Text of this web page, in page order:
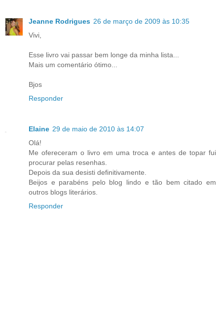
Jeanne Rodrigues 26 de março de 2009 às 10:35
Vivi,
Esse livro vai passar bem longe da minha lista...
Mais um comentário ótimo...
Bjos
Responder
Elaine 29 de maio de 2010 às 14:07
Olá!
Me ofereceram o livro em uma troca e antes de topar fui
procurar pelas resenhas.
Depois da sua desisti definitivamente.
Beijos e parabéns pelo blog lindo e tão bem citado em
outros blogs literários.
Responder